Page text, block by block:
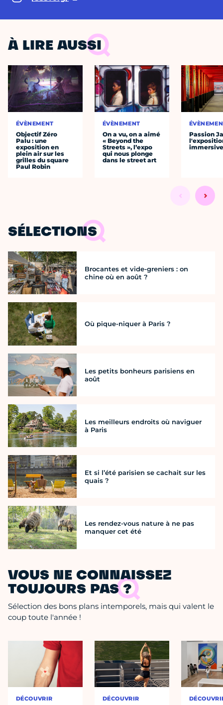
À LIRE AUSSI
ÉVÈNEMENT
Objectif Zéro
Palu : une
exposition en
plein air sur les
grilles du square
Paul Robin
ÉVÈNEMENT
On a vu, on a aimé
« Beyond the
Streets », l’expo
qui nous plonge
dans le street art
Passion
SÉLECTIONS
Brocantes et vide-greniers : on
chine où en août ?
Où pique-niquer à Paris ?
Les petits bonheurs parisiens en
août
Les meilleurs endroits où naviguer
à Paris
Et si l’été parisien se cachait sur les
quais ?
Les rendez-vous nature à ne pas
manquer cet été
VOUS NE CONNAISSEZ
TOUJOURS PAS ?
Sélection des bons plans intemporels, mais qui valent le
coup toute l'année !
DÉCOUVRIR DÉCOUVRIR